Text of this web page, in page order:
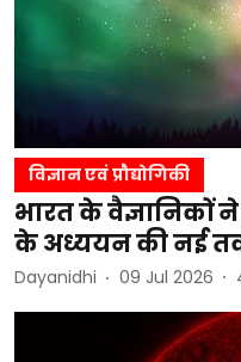
विज्ञान एवं प्रौद्योगिकी
भारत के
के अध्ययन की नई
Dayanidhi 09 Jul 2026